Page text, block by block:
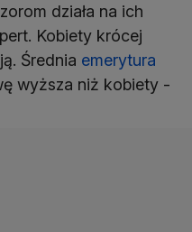
działa na ich
Kobiety krócej
Średnia emerytura
wyższa niż kobiety -